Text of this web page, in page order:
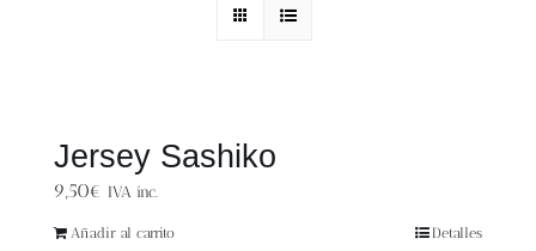
Jersey Sashiko
9,50€ IVA inc.
Añadir al carrito Detalles